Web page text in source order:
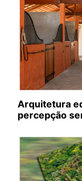
Arquitetura
percepção